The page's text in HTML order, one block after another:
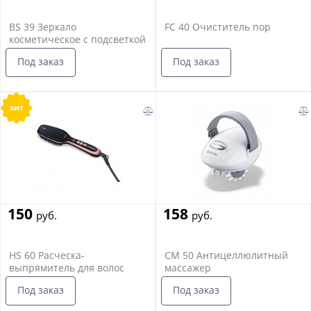
BS 39 Зеркало
косметическое с подсветкой
Под заказ
FC 40 Очиститель пор
Под заказ
хит
150 руб.
HS 60 Расческа-
выпрямитель для волос
Под заказ
158 руб.
CM 50 Антицеллюлитный
массажер
Под заказ